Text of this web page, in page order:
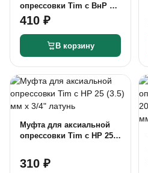
опрессовки Tim c ВнР 25
(3.5) мм х 3/4" латунь,
арт. H-L2503F
410 ₽
В корзину
Муфта для аксиальной
опрессовки Tim c НР 25
310 ₽